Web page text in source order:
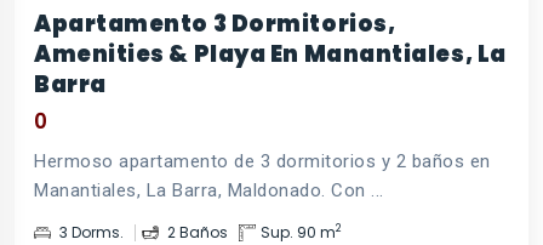
Apartamento 3 Dormitorios,
Amenities & Playa En Manantiales, La
Barra
0
Hermoso apartamento de 3 dormitorios y 2 baños en
Manantiales, La Barra, Maldonado. Con ...
3 Dorms. 2 Baños Sup. 90 m2